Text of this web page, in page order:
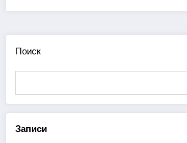
Поиск
Записи